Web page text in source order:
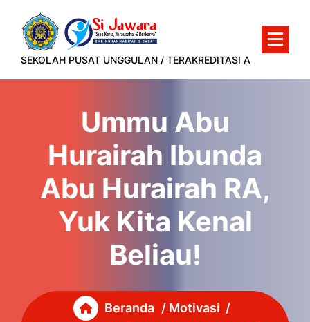
konten
SEKOLAH PUSAT UNGGULAN / TERAKREDITASI A
Ummu Abu
Hurairah Ibunda
Abu Hurairah RA,
Yuk Kita Kenal
Beliau!
Beranda / Motivasi /